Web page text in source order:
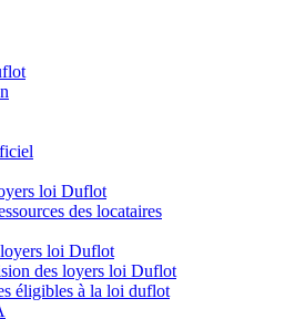
loi Duflot
des locataires
loi Duflot
des loyers loi Duflot
éligibles à la loi duflot